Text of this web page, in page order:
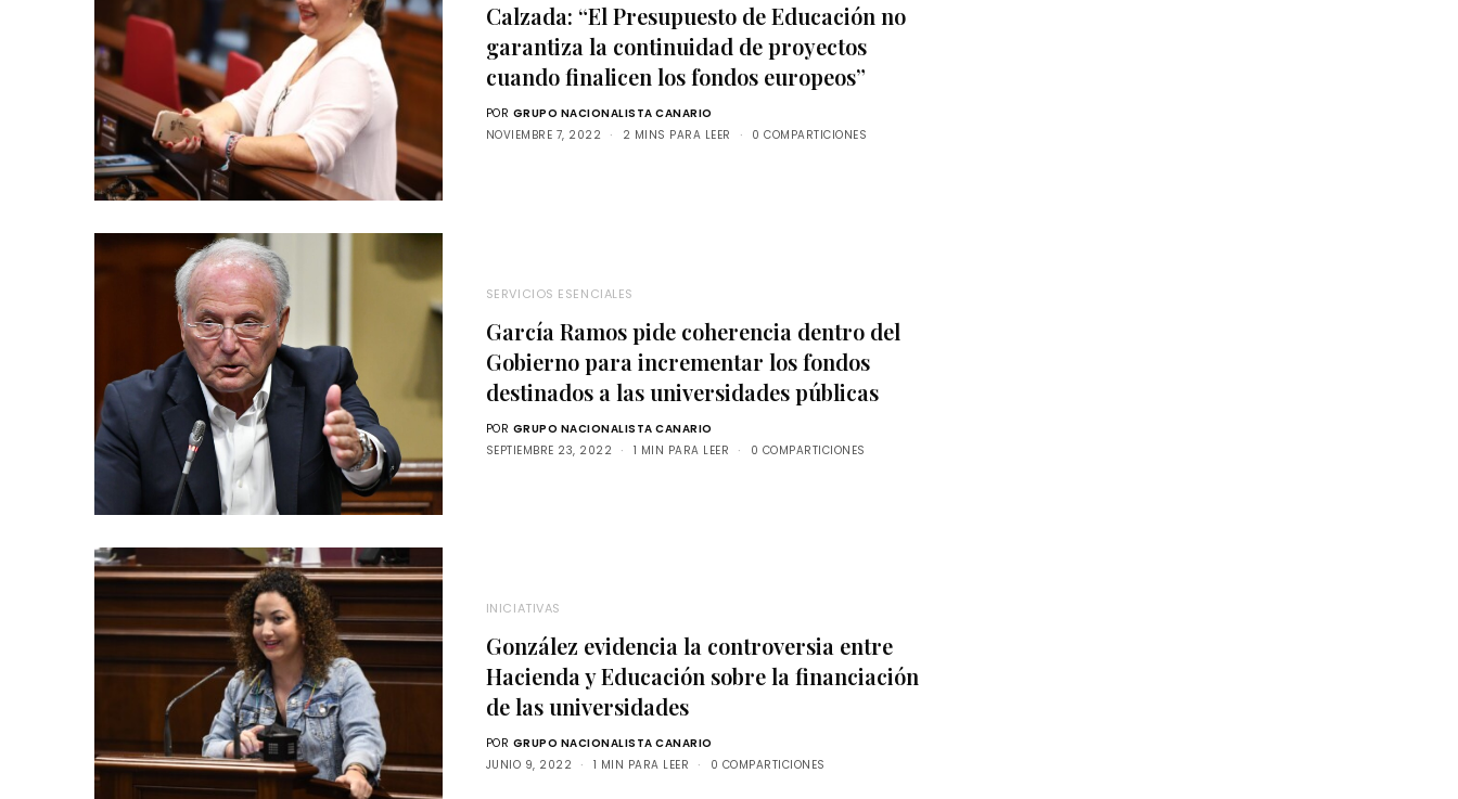
Calzada: “El Presupuesto de Educación no
garantiza la continuidad de proyectos
cuando finalicen los fondos europeos”
POR GRUPO NACIONALISTA CANARIO
NOVIEMBRE 7, 2022
2 MINS PARA LEER 0 COMPARTICIONES
SERVICIOS ESENCIALES
García Ramos pide coherencia dentro del
Gobierno para incrementar los fondos
destinados a las universidades públicas
POR GRUPO NACIONALISTA CANARIO
SEPTIEMBRE 23, 2022
1 MIN PARA LEER 0 COMPARTICIONES
INICIATIVAS
González evidencia la controversia entre
Hacienda y Educación sobre la financiación
de las universidades
POR GRUPO NACIONALISTA CANARIO
JUNIO 9, 2022
1 MIN PARA LEER 0 COMPARTICIONES